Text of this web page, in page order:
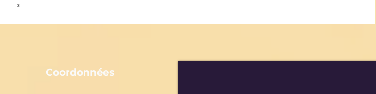
*
Coordonnées